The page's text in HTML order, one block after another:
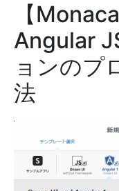
【
Angular
ョンのプ
法